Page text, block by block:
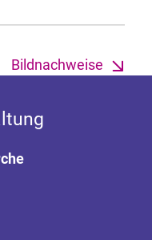
Bildnachweise